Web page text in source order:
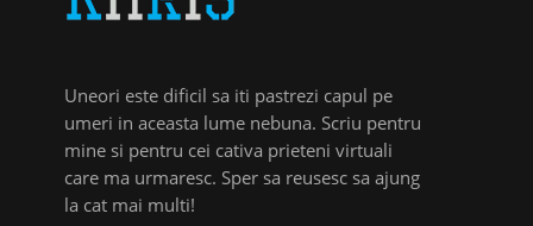
Uneori este dificil sa iti pastrezi capul pe
umeri in aceasta lume nebuna. Scriu pentru
mine si pentru cei cativa prieteni virtuali
care ma urmaresc. Sper sa reusesc sa ajung
la cat mai multi!